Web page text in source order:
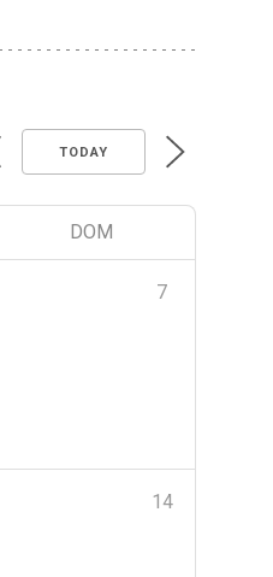
TODAY
DOM
7
14